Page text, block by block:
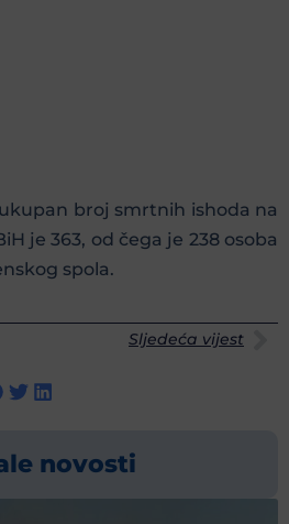
broj smrtnih ishoda na
je 363, od čega je 238 osoba
spola.
Sljedeća vijest
novosti